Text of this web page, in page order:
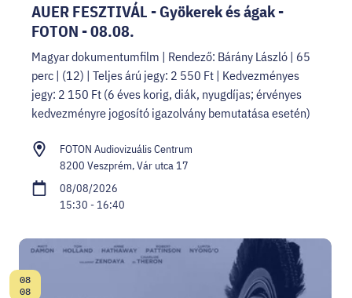
AUER FESZTIVÁL - Gyökerek és ágak -
FOTON - 08.08.
Magyar dokumentumfilm | Rendező: Bárány László | 65
perc | (12) | Teljes árú jegy: 2 550 Ft | Kedvezményes
jegy: 2 150 Ft (6 éves korig, diák, nyugdíjas; érvényes
kedvezményre jogosító igazolvány bemutatása esetén)
FOTON Audiovizuális Centrum
8200 Veszprém, Vár utca 17
08/08/2026
15:30 - 16:40
Date:
08
08